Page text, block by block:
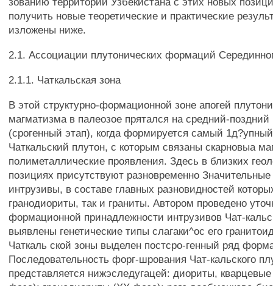
получить новые теоретические и практические
изложены ниже.
2.1. Ассоциации плутонических формаций
2.1.1. Чаткальская зона
В этой структурно-формационной зоне апогей
магматизма в палеозое прятался на средний-поздний
(срогенный этап), когда формируется самый
Чаткальский плутон, с которым связаны скарновыа
полиметаллические проявления. Здесь в близких
позициях присутствуют разновременно
интрузивы, в составе главных разновидностей
гранодиориты, так и граниты. Автором проведено
формационной принадлежности интрузивов Чат-
выявлены генетические типы слагаки^ос его
Чаткаль ской зоны выделен постсро-генный ряд
Последовательность форг-шрования Чат-кальского
представляется нижэследугацей: диориты,